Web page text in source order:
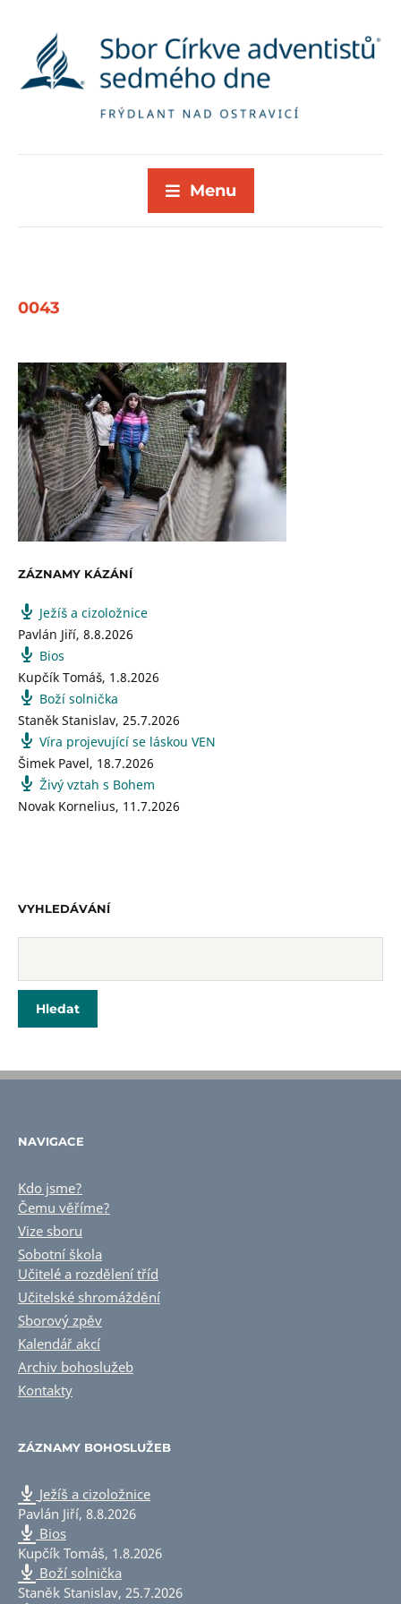
Menu
0043
ZÁZNAMY KÁZÁNÍ
Ježíš a cizoložnice
Pavlán Jiří, 8.8.2026
Bios
Kupčík Tomáš, 1.8.2026
Boží solnička
Staněk Stanislav, 25.7.2026
Víra projevující se láskou VEN
Šimek Pavel, 18.7.2026
Živý vztah s Bohem
Novak Kornelius, 11.7.2026
VYHLEDÁVÁNÍ
NAVIGACE
Kdo jsme?
Čemu věříme?
Vize sboru
Sobotní škola
Učitelé a rozdělení tříd
Učitelské shromáždění
Sborový zpěv
Kalendář akcí
Archiv bohoslužeb
Kontakty
ZÁZNAMY BOHOSLUŽEB
Ježíš a cizoložnice
Pavlán Jiří, 8.8.2026
Bios
Kupčík Tomáš, 1.8.2026
Boží solnička
Staněk Stanislav, 25.7.2026